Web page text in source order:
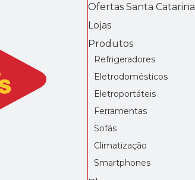
Ofertas Santa Catarina
Lojas
Produtos
Refrigeradores
Eletrodomésticos
Eletroportáteis
Ferramentas
Sofás
Climatização
Smartphones